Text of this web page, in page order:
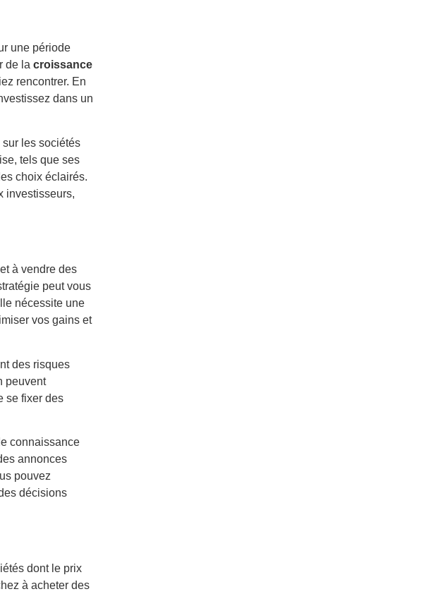
une période
de la croissance
rencontrer. En
dans un
les sociétés
tels que ses
choix éclairés.
investisseurs,
à vendre des
peut vous
nécessite une
vos gains et
des risques
peuvent
se fixer des
connaissance
annonces
pouvez
décisions
dont le prix
à acheter des